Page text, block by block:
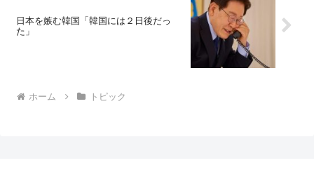
日本を嫉む韓国「韓国には２日後だっ
た」
ホーム トピック